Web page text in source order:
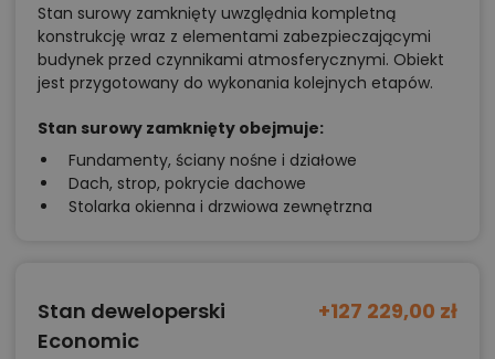
naturalne światło wpadające przez okna.
Na poddaszu zamiast klasycznego korytarza
zaprojektowano antresolęo powierzchni 7,45 m².
pozostaje częścią otwartej przestrzeni domu. Dzięki
temu poddasze nie sprawia wrażenia zamkniętej
kondygnacji oddzielonej od części dziennej.
kondygnacji, co pomaga zachować większą
prywatność domowników. Jedna z sypialni została
Stan surowy zamknięty uwzględnia kompletną
konstrukcję wraz z elementami zabezpieczającymi
budynek przed czynnikami atmosferycznymi. Obiekt
jest przygotowany do wykonania kolejnych etapów.
Stan surowy zamknięty obejmuje:
Fundamenty, ściany nośne i działowe
Dach, strop, pokrycie dachowe
Stolarka okienna i drzwiowa zewnętrzna
Stan deweloperski
Economic
+127 229,00 zł